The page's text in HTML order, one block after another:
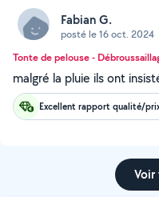
Fabian G.
posté le 16 oct. 2024
Tonte de pelouse -
malgré la pluie ils ont
Excellent rapport qualité/
Voir